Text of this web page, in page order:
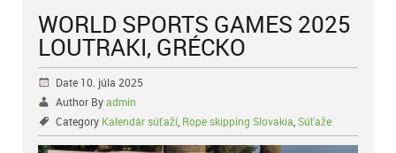
WORLD SPORTS GAMES 2025
LOUTRAKI, GRÉCKO
Date 10. júla 2025
Author Byadmin
Category Kalendár súťaží Rope skipping Slovakia Súťaže